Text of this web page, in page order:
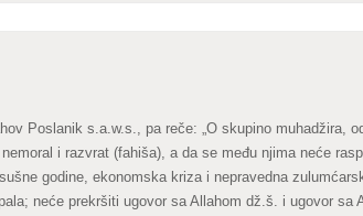
Poslanik s.a.w.s., pa reče: „O skupino muhadžira,
i razvrat (fahiša), a da se među njima neće
godine, ekonomska kriza i nepravedna
neće prekršiti ugovor sa Allahom dž.š. i ugovor